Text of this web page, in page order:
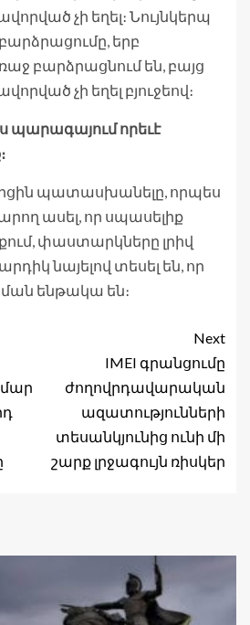
չի եղել։ Նույնկերպ
երբ
բարձրացնում են, բայց
չի եղել բյուջեով։
պարագայում որեւէ
պատասխանելը, որպես
ասել, որ սպասելիք
փաստարկները լրիվ
նայելով տեսել են, որ
ենթակա են։
Next
IMEI գրանցումը
ժողովրդավարական
ազատությունների
տեսանկյունից ունի մի
շարք լրջագույն ռիսկեր